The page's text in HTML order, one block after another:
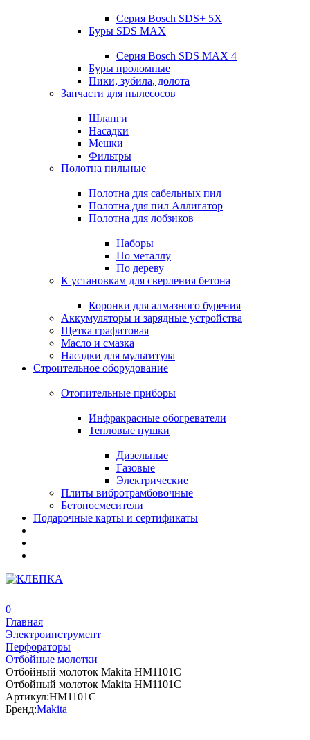
Серия Bosch SDS+ 5X
Буры SDS MAX
Серия Bosch SDS MAX 4
Буры проломные
Пики, зубила, долота
Запчасти для пылесосов
Шланги
Насадки
Мешки
Фильтры
Полотна пильные
Полотна для сабельных пил
Полотна для пил Аллигатор
Полотна для лобзиков
Наборы
По металлу
По дереву
К установкам для сверления бетона
Коронки для алмазного бурения
Аккумуляторы и зарядные устройства
Щетка графитовая
Масло и смазка
Насадки для мультитула
Строительное оборудование
Отопительные приборы
Инфракрасные обогреватели
Тепловые пушки
Дизельные
Газовые
Электрические
Плиты вибротрамбовочные
Бетоносмесители
Подарочные карты и сертификаты
0
Главная
Электроинструмент
Перфораторы
Отбойные молотки
Отбойный молоток Makita HM1101C
Отбойный молоток Makita HM1101C
Артикул:HM1101C
Бренд:Makita